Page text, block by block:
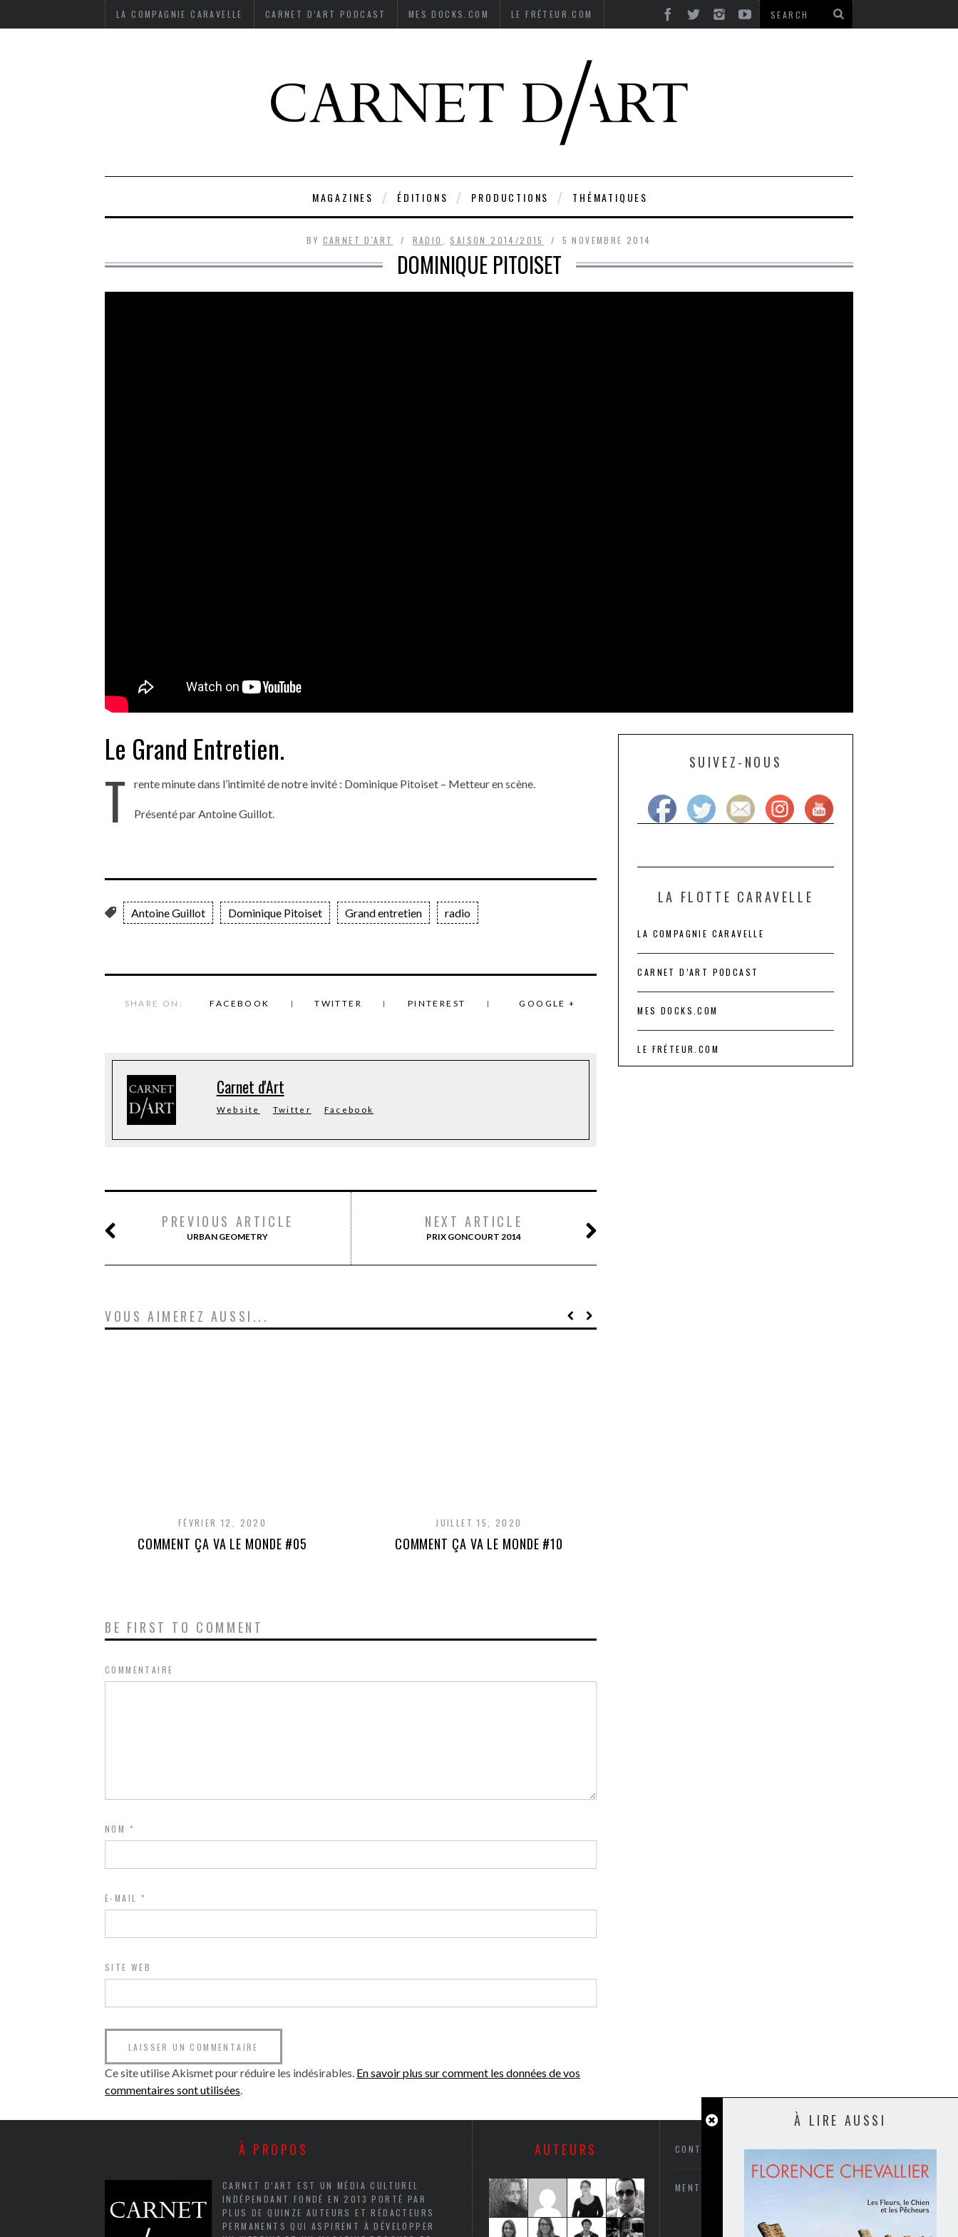
LA COMPAGNIE CARAVELLE CARNET D’ART PODCAST MES DOCKS.COM LE FRÉTEUR.COM
MAGAZINES ÉDITIONS PRODUCTIONS THÉMATIQUES
BY CARNET D'ART RADIO SAISON 2014/2015 5 NOVEMBRE 2014
DOMINIQUE PITOISET
Le Grand Entretien.
T rente minute dans l’intimité de notre invité : Dominique Pitoiset – Metteur en scène.
Présenté par Antoine Guillot.
Antoine Guillot Dominique Pitoiset Grand entretien radio
SHARE ON: FACEBOOK TWITTER PINTEREST GOOGLE +
Carnet d'Art
Website Twitter Facebook
PREVIOUS ARTICLE
URBAN GEOMETRY
NEXT ARTICLE
PRIX GONCOURT 2014
VOUS AIMEREZ AUSSI...
FÉVRIER 12, 2020
COMMENT ÇA VA LE MONDE #05
JUILLET 15, 2020
COMMENT ÇA VA LE MONDE #10
BE FIRST TO COMMENT
COMMENTAIRE
NOM *
E-MAIL *
SITE WEB
Ce site utilise Akismet pour réduire les indésirables. En savoir plus sur comment les données de vos
commentaires sont utilisées.
SUIVEZ-NOUS
LA FLOTTE CARAVELLE
LA COMPAGNIE CARAVELLE
CARNET D’ART PODCAST
MES DOCKS.COM
LE FRÉTEUR.COM
À LIRE AUSSI
À PROPOS
CARNET D’ART EST UN MÉDIA CULTUREL
INDÉPENDANT FONDÉ EN 2013 PORTÉ PAR
PLUS DE QUINZE AUTEURS ET RÉDACTEURS
PERMANENTS QUI ASPIRENT À DÉVELOPPER
AUTEURS CONTACTEZ-NOUS
MENTIONS LÉGALES